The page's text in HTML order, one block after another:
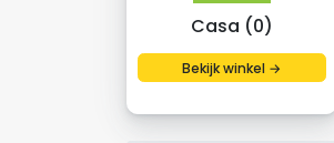
Casa (0)
Bekijk winkel →